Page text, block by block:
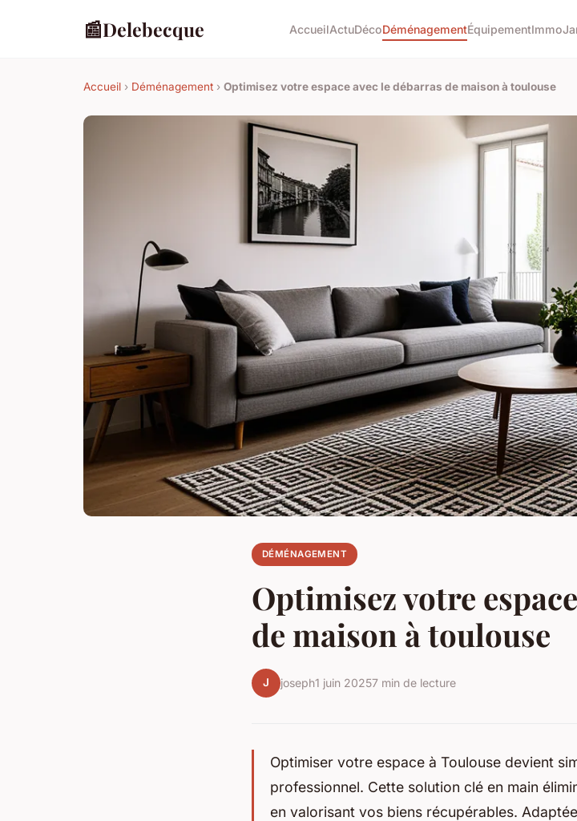
📰Delebecque AccueilActuDécoDéménagementÉquipementImmo
Accueil › Déménagement › Optimisez votre espace avec le débarras de maison à toulouse
DÉMÉNAGEMENT
Optimisez votre
de maison à toulouse
J joseph1 juin 20257 min de lecture
Optimiser votre espace à Toulouse devient
professionnel. Cette solution clé en main
en valorisant vos biens récupérables.